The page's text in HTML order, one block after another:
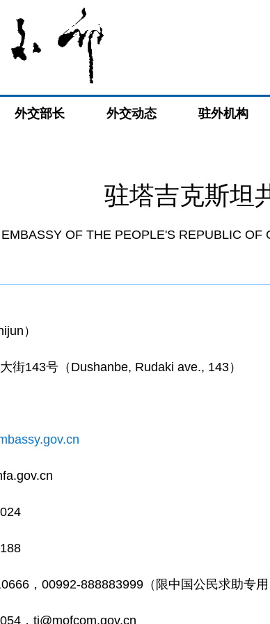
外交部长 外交动态 驻外机构
驻塔吉克斯坦
EMBASSY OF THE PEOPLE'S REPUBLIC OF
）
街143号（Dushanbe, Rudaki ave., 143）
，00992-888883999（限中国公民求助专用
，tj@mofcom.gov.cn